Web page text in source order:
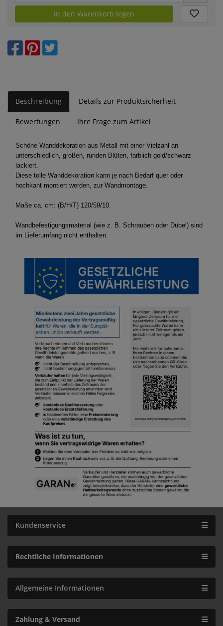
in den Warenkorb legen
Beschreibung Details zur Produktsicherheit
Bewertungen Ihre Frage zum Artikel
Schöne Wanddekoration aus Metall mit einer Vielzahl an
unterschiedlich, großen, runden Blüten, farblich gold/schwarz
lackiert.
Diese tolle Wanddekoration kann je nach Bedarf quer oder
hochkant montiert werden, zur Wandmontage.
Maße ca. cm: (B/H/T) 120/59/10.
Wandbefestigungsmaterial (wie z. B. Schrauben oder Dübel) sind
im Lieferumfang nicht enthalten.
Kundenservice
Rechtliche Informationen
Allgemeine Informationen
Zahlung & Versand